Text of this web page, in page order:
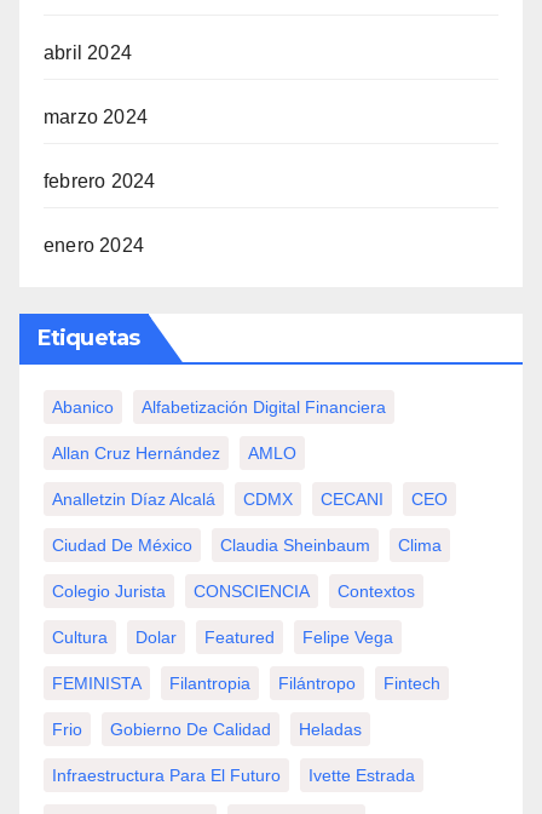
abril 2024
marzo 2024
febrero 2024
enero 2024
Etiquetas
Abanico Alfabetización Digital Financiera
Allan Cruz Hernández AMLO
Analletzin Díaz Alcalá CDMX CECANI CEO
Ciudad De México Claudia Sheinbaum Clima
Colegio Jurista CONSCIENCIA Contextos
Cultura Dolar Featured Felipe Vega
FEMINISTA Filantropia Filántropo Fintech
Frio Gobierno De Calidad Heladas
Infraestructura Para El Futuro Ivette Estrada